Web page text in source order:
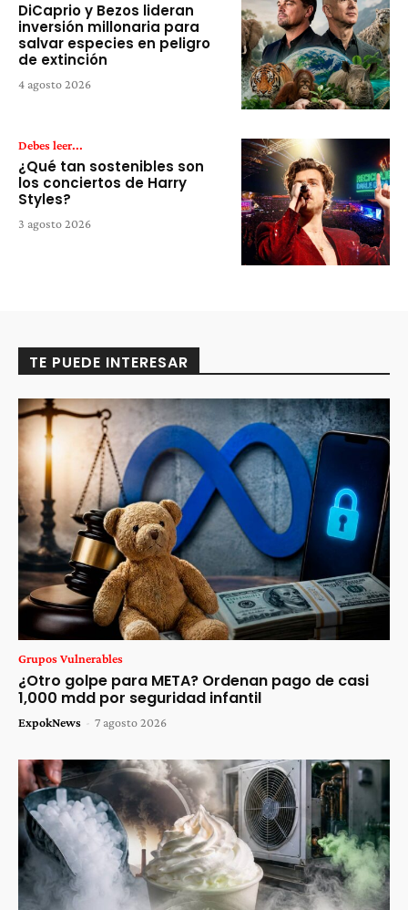
DiCaprio y Bezos lideran
inversión millonaria para
salvar especies en peligro
de extinción
4 agosto 2026
Debes leer...
¿Qué tan sostenibles son
los conciertos de Harry
Styles?
3 agosto 2026
TE PUEDE INTERESAR
Grupos Vulnerables
¿Otro golpe para META? Ordenan pago de casi
1,000 mdd por seguridad infantil
ExpokNews - 7 agosto 2026